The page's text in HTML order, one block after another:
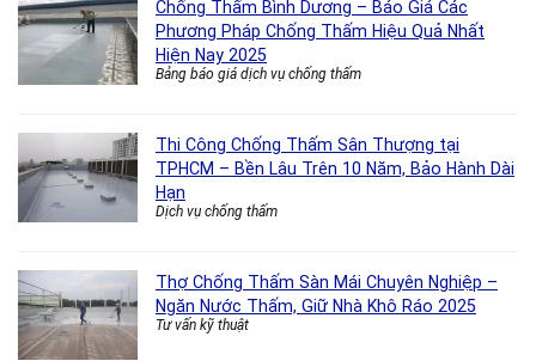
Chống Thấm Bình Dương – Báo Giá Các
Phương Pháp Chống Thấm Hiệu Quả Nhất
Hiện Nay 2025
Bảng báo giá dịch vụ chống thấm
Thi Công Chống Thấm Sân Thượng tại
TPHCM – Bền Lâu Trên 10 Năm, Bảo Hành Dài
Hạn
Dịch vụ chống thấm
Thợ Chống Thấm Sàn Mái Chuyên Nghiệp –
Ngăn Nước Thấm, Giữ Nhà Khô Ráo 2025
Tư vấn kỹ thuật